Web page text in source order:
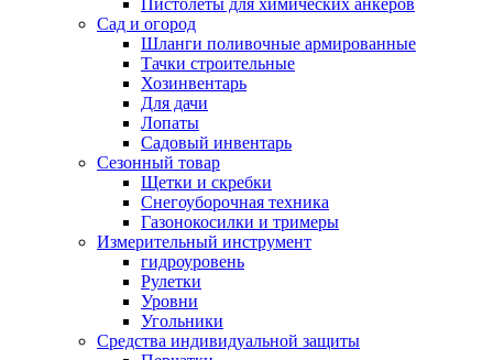
Сад и огород
Шланги поливочные армированные
Тачки строительные
Хозинвентарь
Для дачи
Лопаты
Садовый инвентарь
Сезонный товар
Щетки и скребки
Снегоуборочная техника
Газонокосилки и тримеры
Измерительный инструмент
гидроуровень
Рулетки
Уровни
Угольники
Средства индивидуальной защиты